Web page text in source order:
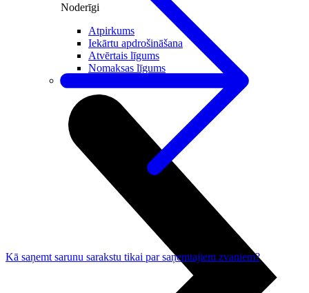
Noderīgi
Atpirkums
Iekārtu apdrošināšana
Atvērtais līgums
Nomaksas līgums
Datortehnika
Kā saņemt sarunu sarakstu tikai par saņemtajiem zvaniem?